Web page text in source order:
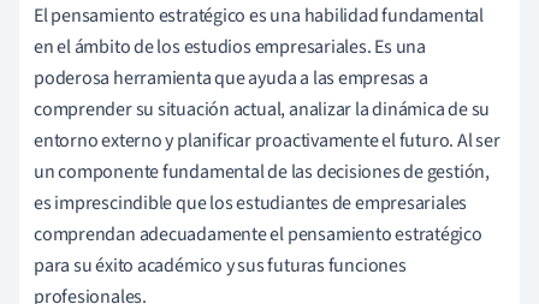
El pensamiento estratégico es una habilidad fundamental
en el ámbito de los estudios empresariales. Es una
poderosa herramienta que ayuda a las empresas a
comprender su situación actual, analizar la dinámica de su
entorno externo y planificar proactivamente el futuro. Al ser
un componente fundamental de las decisiones de gestión,
es imprescindible que los estudiantes de empresariales
comprendan adecuadamente el pensamiento estratégico
para su éxito académico y sus futuras funciones
profesionales.